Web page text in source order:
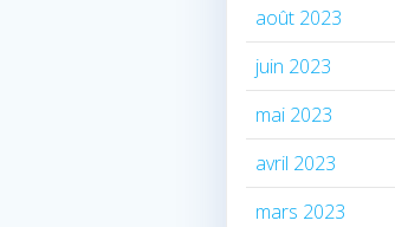
août 2023
juin 2023
mai 2023
avril 2023
mars 2023